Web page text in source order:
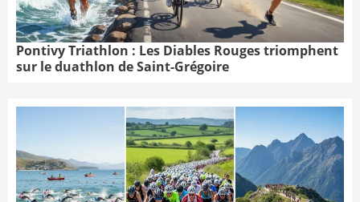
Pontivy Triathlon : Les Diables Rouges triomphent
sur le duathlon de Saint-Grégoire